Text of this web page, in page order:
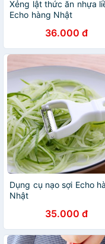
Xẻng lật thức ăn nhựa
Echo hàng Nhật
36.000 đ
Dụng cụ nạo sợi Echo
Nhật
35.000 đ